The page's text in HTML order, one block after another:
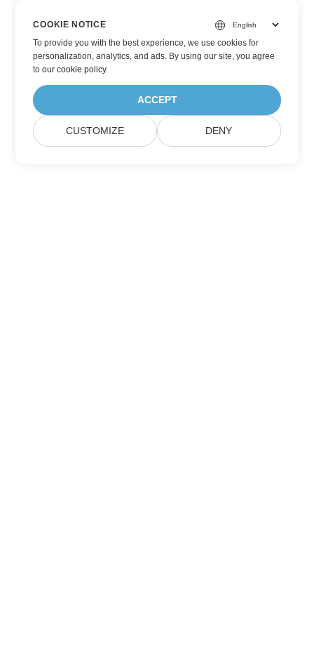
COOKIE NOTICE
To provide you with the best experience, we use cookies for
personalization, analytics, and ads. By using our site, you agree
toour cookie policy.
ACCEPT
CUSTOMIZE DENY